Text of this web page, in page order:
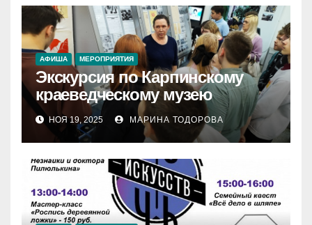
АФИША МЕРОПРИЯТИЯ
Экскурсия по Карпинскому
краеведческому музею
НОЯ 19, 2025 МАРИНА ТОДОРОВА